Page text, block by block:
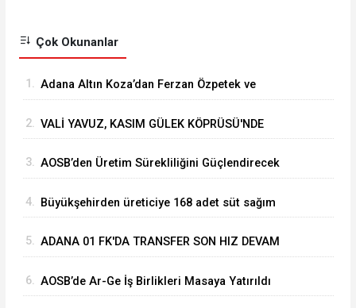
Çok Okunanlar
1. Adana Altın Koza’dan Ferzan Özpetek ve
2. VALİ YAVUZ, KASIM GÜLEK KÖPRÜSÜ'NDE
3. ⁠AOSB’den Üretim Sürekliliğini Güçlendirecek
4. Büyükşehirden üreticiye 168 adet süt sağım
5. ADANA 01 FK'DA TRANSFER SON HIZ DEVAM
6. AOSB’de Ar-Ge İş Birlikleri Masaya Yatırıldı